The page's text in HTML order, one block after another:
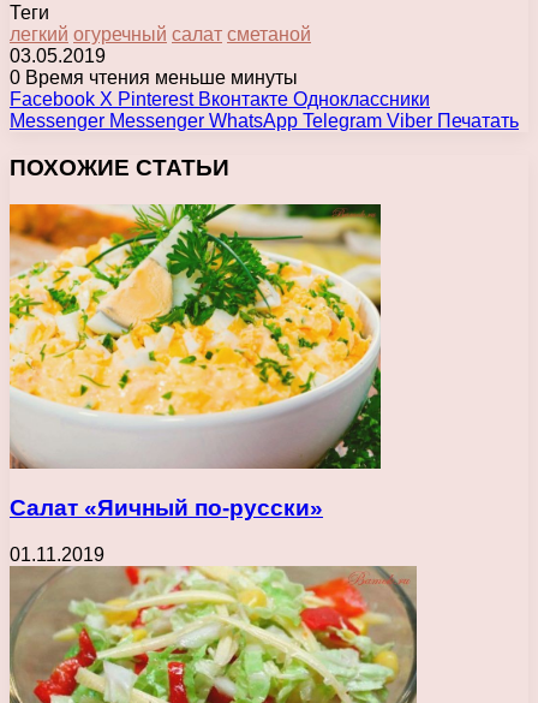
Теги
легкий огуречный салат сметаной
03.05.2019
0 Время чтения меньше минуты
Facebook X Pinterest Вконтакте Одноклассники
Messenger Messenger WhatsApp Telegram Viber Печатать
ПОХОЖИЕ СТАТЬИ
Салат «Яичный по-русски»
01.11.2019